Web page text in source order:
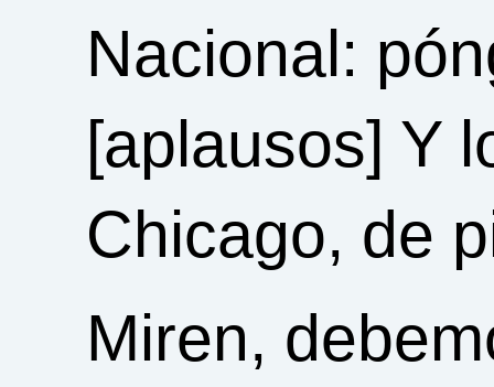
Nacional:
[aplausos] Y
Chicago, de
Miren,